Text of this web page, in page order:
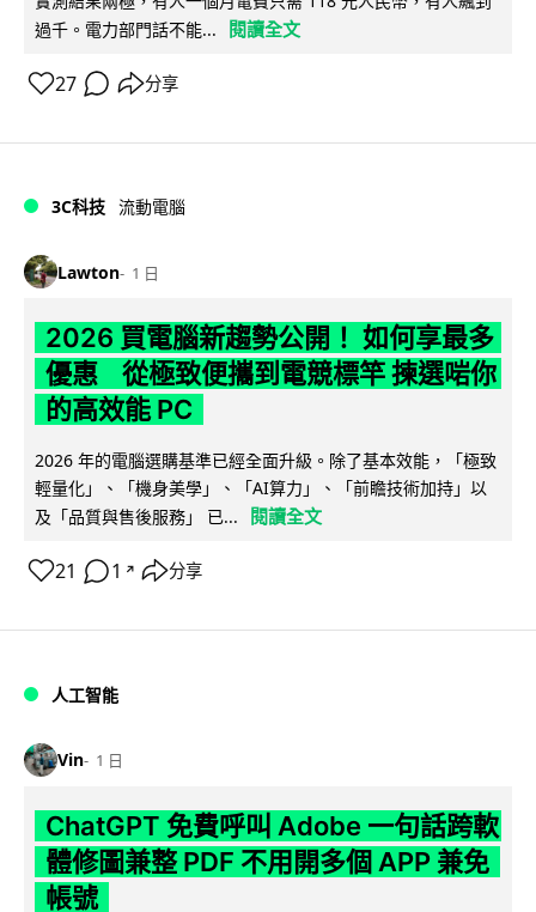
過千。電力部門話不能...
閱讀全文
27 分享
3C科技 流動電腦
Lawton 1 日
2026 買電腦新趨勢公開！ 如何享最多
優惠 從極致便攜到電競標竿 揀選啱你
的高效能 PC
2026 年的電腦選購基準已經全面升級。除了基本效能，「極致
輕量化」、「機身美學」、「AI算力」、「前瞻技術加持」以
及「品質與售後服務」 已...
閱讀全文
21 1 ↗ 分享
人工智能
Vin 1 日
ChatGPT 免費呼叫 Adobe 一句話跨軟
體修圖兼整 PDF 不用開多個 APP 兼免
帳號